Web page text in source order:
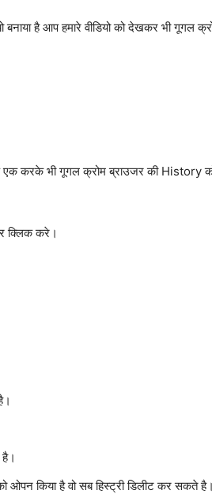
है आप हमारे वीडियो को देखकर भी गूगल
करके भी गूगल क्रोम ब्राउजर की History
क्लिक करे।
किया है वो सब हिस्ट्री डिलीट कर सकते है।